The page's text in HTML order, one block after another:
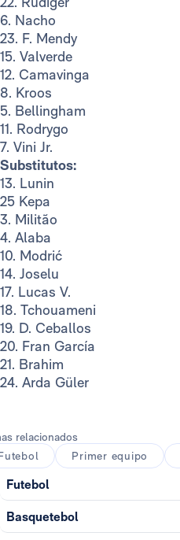
6. Nacho
23. F. Mendy
15. Valverde
12. Camavinga
8. Kroos
5. Bellingham
11. Rodrygo
7. Vini Jr.
Substitutos:
13. Lunin
25 Kepa
3. Militão
4. Alaba
10. Modrić
14. Joselu
17. Lucas V.
18. Tchouameni
19. D. Ceballos
20. Fran García
21. Brahim
24. Arda Güler
relacionados
Primer equipo
Futebol
Basquetebol